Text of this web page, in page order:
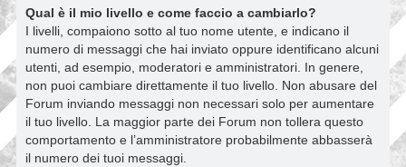
Qual è il mio livello e come faccio a cambiarlo?
I livelli, compaiono sotto al tuo nome utente, e indicano il
numero di messaggi che hai inviato oppure identificano alcuni
utenti, ad esempio, moderatori e amministratori. In genere,
non puoi cambiare direttamente il tuo livello. Non abusare del
Forum inviando messaggi non necessari solo per aumentare
il tuo livello. La maggior parte dei Forum non tollera questo
comportamento e l’amministratore probabilmente abbasserà
il numero dei tuoi messaggi.